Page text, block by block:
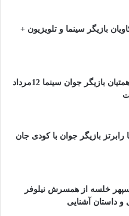
بازیگر سینما و تلویزیون +
درگذشت مریم همتیان بازیگر جوان سینما 12مرداد
بازیگر جوان با کودی جان
خلسه از همسرش نیلوفر
و داستان آشنایی